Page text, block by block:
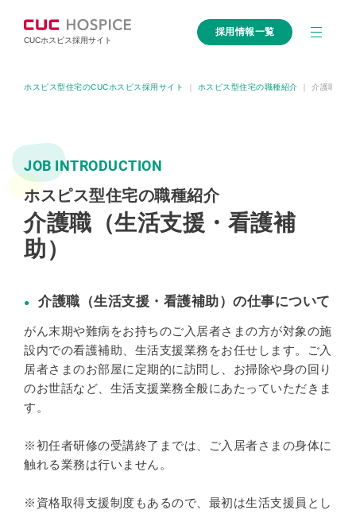
CUCホスピス採用サイト
採用情報一覧
ホスピス型住宅のCUCホスピス採用サイト ホスピス型住宅の職種紹介 介護職（生
JOB INTRODUCTION
ホスピス型住宅の職種紹介
介護職（生活支援・看護補
助）
介護職（生活支援・看護補助）の仕事について
がん末期や難病をお持ちのご入居者さまの方が対象の施
設内での看護補助、生活支援業務をお任せします。ご入
居者さまのお部屋に定期的に訪問し、お掃除や身の回り
のお世話など、生活支援業務全般にあたっていただきま
す。
※初任者研修の受講終了までは、ご入居者さまの身体に
触れる業務は行いません。
※資格取得支援制度もあるので、最初は生活支援員とし